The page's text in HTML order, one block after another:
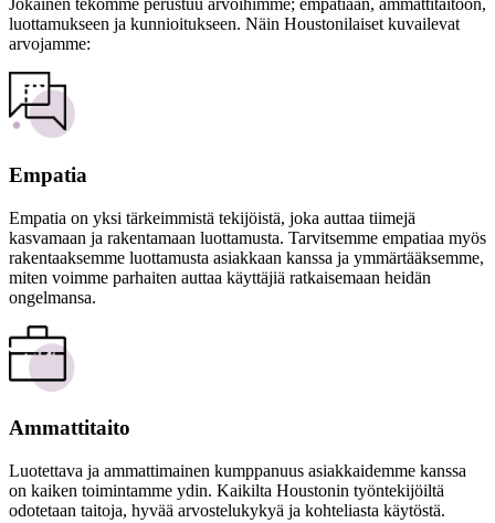
Jokainen tekomme perustuu arvoihimme; empatiaan, ammattitaitoon,
luottamukseen ja kunnioitukseen. Näin Houstonilaiset kuvailevat
arvojamme:
Empatia
Empatia on yksi tärkeimmistä tekijöistä, joka auttaa tiimejä
kasvamaan ja rakentamaan luottamusta. Tarvitsemme empatiaa myös
rakentaaksemme luottamusta asiakkaan kanssa ja ymmärtääksemme,
miten voimme parhaiten auttaa käyttäjiä ratkaisemaan heidän
ongelmansa.
Ammattitaito
Luotettava ja ammattimainen kumppanuus asiakkaidemme kanssa
on kaiken toimintamme ydin. Kaikilta Houstonin työntekijöiltä
odotetaan taitoja, hyvää arvostelukykyä ja kohteliasta käytöstä.